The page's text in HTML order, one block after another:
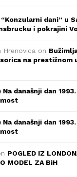
“Konzularni dani” u
i pokrajini
Hrenovica on
na prestižnom
Na današnji dan
Na današnji dan
POGLED IZ
MODEL ZA BiH